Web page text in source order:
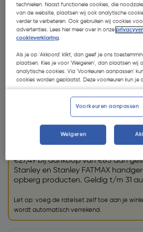
| Excl. btw € 18,39
Promoties
GRATIS ratelset
€27,49 bij aankoop van €85 aan
Stanley en Stanley FATMAX
opberg producten. Geldig t/m 31
Let op: voeg de ratelset zelf toe aan je
wordt automatisch verrekend.
technieken. Naast functionele cookies, die
van de website, plaatsen wij ook analytische
verder te verbeteren. Ook gebruiken wij cookies
advertenties. Lees hier meer over in onze
cookieverklaring.
Als je op 'Akkoord' klikt, dan geef je ons
plaatsen. Kies je voor 'Weigeren', dan plaatsen wij
analytische cookies. Via 'Voorkeuren aanpassen'
cookies worden geplaatst. Deze voorkeuren kun je
Voorkeuren aanpassen
Weigeren